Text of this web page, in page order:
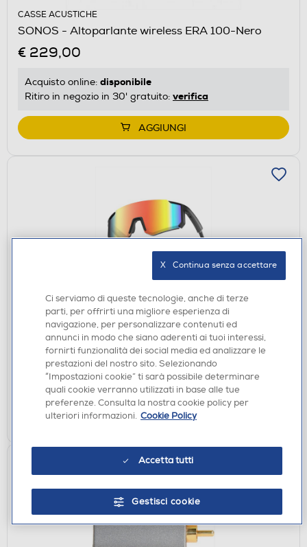
CASSE ACUSTICHE
SONOS - Altoparlante wireless ERA 100-Nero
€ 229,00
Acquisto online: disponibile
Ritiro in negozio in 30' gratuito: verifica
AGGIUNGI
NILOX - Smartglasses sportivi GLEN con audio
Open Ear-NERO/ARANCIO
€ 59,99
Acquisto online:disponibile
Ritiro in negozio in 30' gratuito:verifica
AGGIUNGI
Ci serviamo di queste tecnologie, anche di terze
parti, per offrirti una migliore esperienza di
navigazione, per personalizzare contenuti ed
annunci in modo che siano aderenti ai tuoi interessi,
fornirti funzionalità dei social media ed analizzare le
prestazioni del nostro sito. Selezionando
“Impostazioni cookie” ti sarà possibile determinare
quali cookie verranno utilizzati in base alle tue
preferenze. Consulta la nostra cookie policy per
ulteriori informazioni. Cookie Policy
Accetta tutti
Gestisci cookie
X   Continua senza accettare